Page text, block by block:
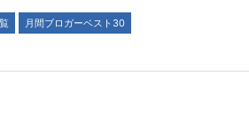
月間ブロガーベスト30